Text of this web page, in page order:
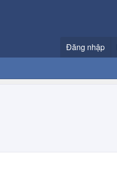
Đăng nhập